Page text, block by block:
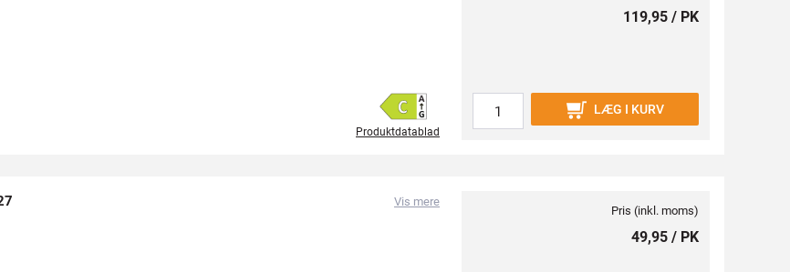
Produktdatablad
119,95 / PK
LÆG I KURV
Vis mere
Pris (inkl. moms)
49,95 / PK